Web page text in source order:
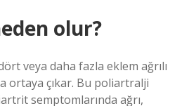
olur?
veya daha fazla eklem ağrılı
ortaya çıkar. Bu poliartralji
semptomlarında ağrı,